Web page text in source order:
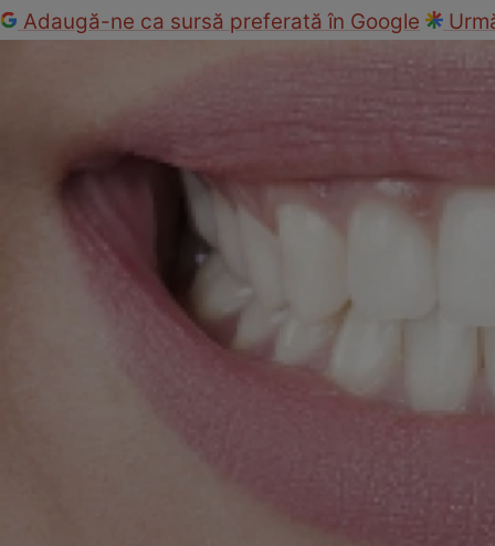
Adaugă-ne ca sursă preferată în Google